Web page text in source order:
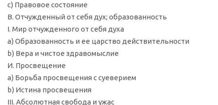
c) Правовое состояние
B. Отчужденный от себя дух; образованность
I. Мир отчужденного от себя духа
a) Образованность и ее царство действительности
b) Вера и чистое здравомыслие
И. Просвещение
a) Борьба просвещения с суеверием
b) Истина просвещения
III. Абсолютная свобода и ужас